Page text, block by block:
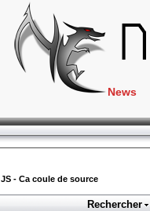
News
JS - Ca coule de source
Rechercher